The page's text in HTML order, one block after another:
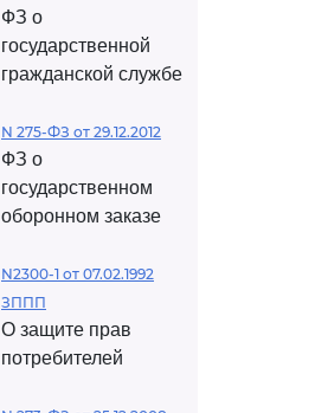
ФЗ о
государственной
гражданской службе
N 275-ФЗ от 29.12.2012
ФЗ о
государственном
оборонном заказе
N2300-1 от 07.02.1992
ЗППП
О защите прав
потребителей